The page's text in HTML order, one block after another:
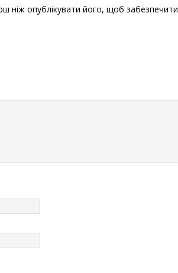
опублікувати його, щоб забезпечити